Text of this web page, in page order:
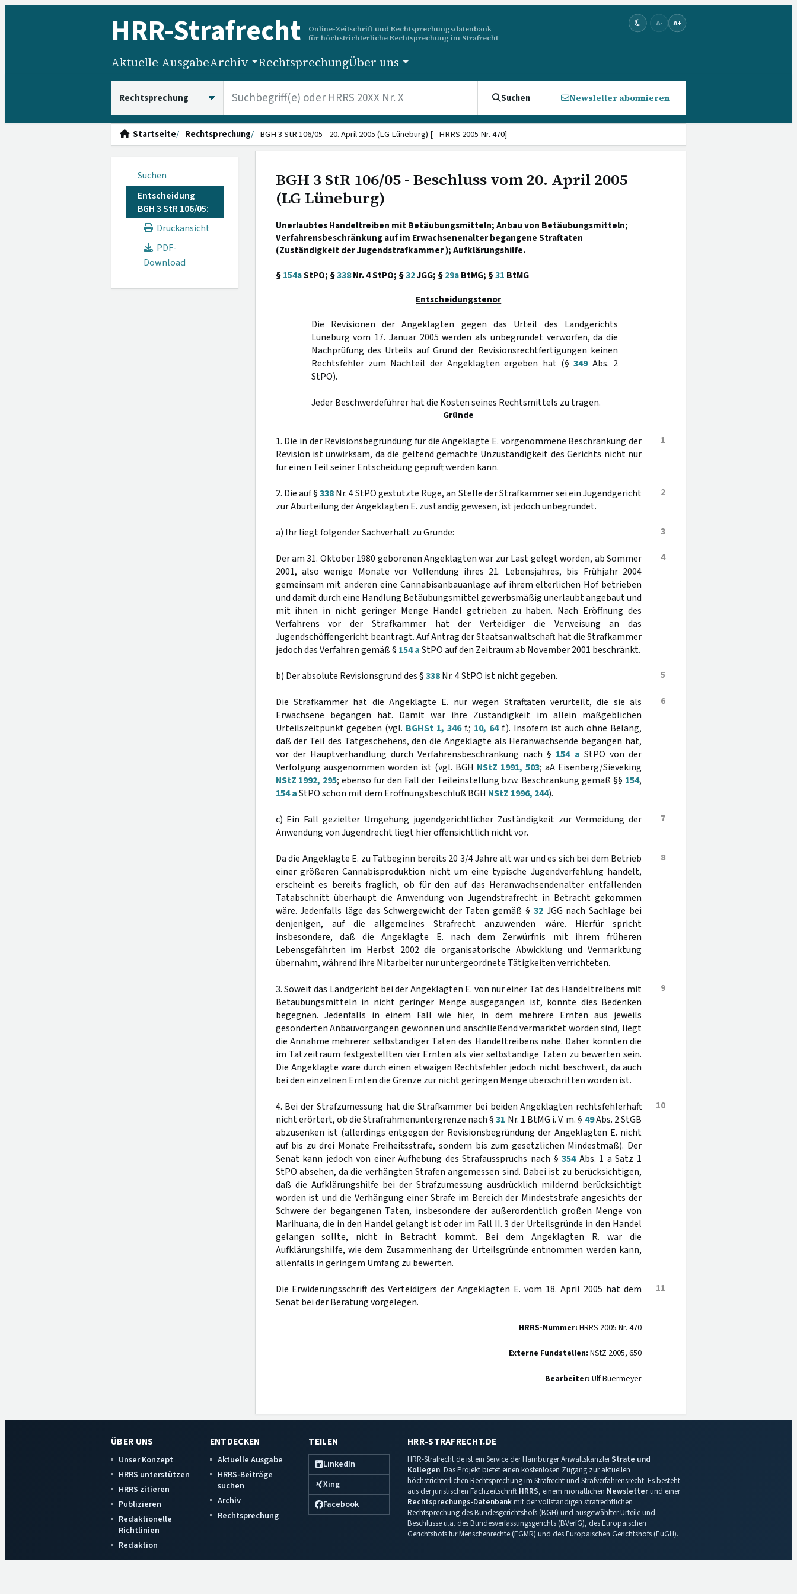
HRR-Strafrecht
Online-Zeitschrift und Rechtsprechungsdatenbank
für höchstrichterliche Rechtsprechung im Strafrecht
A- A+
Aktuelle AusgabeArchiv RechtsprechungÜber uns
Suchen Newsletter abonnieren
Startseite Rechtsprechung BGH 3 StR 106/05 - 20. April 2005 (LG Lüneburg) [= HRRS 2005 Nr. 470]
Suchen
Entscheidung
BGH 3 StR 106/05:
Druckansicht
PDF-
Download
BGH 3 StR 106/05 - Beschluss vom 20. April 2005
(LG Lüneburg)
Unerlaubtes Handeltreiben mit Betäubungsmitteln; Anbau von Betäubungsmitteln;
Verfahrensbeschränkung auf im Erwachsenenalter begangene Straftaten
(Zuständigkeit der Jugendstrafkammer ); Aufklärungshilfe.
§154aStPO; §338Nr. 4 StPO; §32JGG; §29aBtMG; §31 BtMG
Entscheidungstenor
Die Revisionen der Angeklagten gegen das Urteil des Landgerichts
Lüneburg vom 17. Januar 2005 werden als unbegründet verworfen, da die
Nachprüfung des Urteils auf Grund der Revisionsrechtfertigungen keinen
Rechtsfehler zum Nachteil der Angeklagten ergeben hat (§349Abs. 2
StPO).
Jeder Beschwerdeführer hat die Kosten seines Rechtsmittels zu tragen.
Gründe
1
1. Die in der Revisionsbegründung für die Angeklagte E. vorgenommene Beschränkung der
Revision ist unwirksam, da die geltend gemachte Unzuständigkeit des Gerichts nicht nur
für einen Teil seiner Entscheidung geprüft werden kann.
2
2. Die auf §338Nr. 4 StPO gestützte Rüge, an Stelle der Strafkammer sei ein Jugendgericht
zur Aburteilung der Angeklagten E. zuständig gewesen, ist jedoch unbegründet.
3
a) Ihr liegt folgender Sachverhalt zu Grunde:
4
Der am 31. Oktober 1980 geborenen Angeklagten war zur Last gelegt worden, ab Sommer
2001, also wenige Monate vor Vollendung ihres 21. Lebensjahres, bis Frühjahr 2004
gemeinsam mit anderen eine Cannabisanbauanlage auf ihrem elterlichen Hof betrieben
und damit durch eine Handlung Betäubungsmittel gewerbsmäßig unerlaubt angebaut und
mit ihnen in nicht geringer Menge Handel getrieben zu haben. Nach Eröffnung des
Verfahrens vor der Strafkammer hat der Verteidiger die Verweisung an das
Jugendschöffengericht beantragt. Auf Antrag der Staatsanwaltschaft hat die Strafkammer
jedoch das Verfahren gemäß § 154 aStPO auf den Zeitraum ab November 2001 beschränkt.
5
b) Der absolute Revisionsgrund des §338Nr. 4 StPO ist nicht gegeben.
6
Die Strafkammer hat die Angeklagte E. nur wegen Straftaten verurteilt, die sie als
Erwachsene begangen hat. Damit war ihre Zuständigkeit im allein maßgeblichen
Urteilszeitpunkt gegeben (vgl. BGHSt 1, 346f.; 10, 64f.). Insofern ist auch ohne Belang,
daß der Teil des Tatgeschehens, den die Angeklagte als Heranwachsende begangen hat,
vor der Hauptverhandlung durch Verfahrensbeschränkung nach § 154 a StPO von der
Verfolgung ausgenommen worden ist (vgl. BGH NStZ 1991, 503; aA Eisenberg/Sieveking
NStZ 1992, 295; ebenso für den Fall der Teileinstellung bzw. Beschränkung gemäß §§ 154,
154 aStPO schon mit dem Eröffnungsbeschluß BGH NStZ 1996, 244).
7
c) Ein Fall gezielter Umgehung jugendgerichtlicher Zuständigkeit zur Vermeidung der
Anwendung von Jugendrecht liegt hier offensichtlich nicht vor.
8
Da die Angeklagte E. zu Tatbeginn bereits 20 3/4 Jahre alt war und es sich bei dem Betrieb
einer größeren Cannabisproduktion nicht um eine typische Jugendverfehlung handelt,
erscheint es bereits fraglich, ob für den auf das Heranwachsendenalter entfallenden
Tatabschnitt überhaupt die Anwendung von Jugendstrafrecht in Betracht gekommen
wäre. Jedenfalls läge das Schwergewicht der Taten gemäß § 32JGG nach Sachlage bei
denjenigen, auf die allgemeines Strafrecht anzuwenden wäre. Hierfür spricht
insbesondere, daß die Angeklagte E. nach dem Zerwürfnis mit ihrem früheren
Lebensgefährten im Herbst 2002 die organisatorische Abwicklung und Vermarktung
übernahm, während ihre Mitarbeiter nur untergeordnete Tätigkeiten verrichteten.
9
3. Soweit das Landgericht bei der Angeklagten E. von nur einer Tat des Handeltreibens mit
Betäubungsmitteln in nicht geringer Menge ausgegangen ist, könnte dies Bedenken
begegnen. Jedenfalls in einem Fall wie hier, in dem mehrere Ernten aus jeweils
gesonderten Anbauvorgängen gewonnen und anschließend vermarktet worden sind, liegt
die Annahme mehrerer selbständiger Taten des Handeltreibens nahe. Daher könnten die
im Tatzeitraum festgestellten vier Ernten als vier selbständige Taten zu bewerten sein.
Die Angeklagte wäre durch einen etwaigen Rechtsfehler jedoch nicht beschwert, da auch
bei den einzelnen Ernten die Grenze zur nicht geringen Menge überschritten worden ist.
10
4. Bei der Strafzumessung hat die Strafkammer bei beiden Angeklagten rechtsfehlerhaft
nicht erörtert, ob die Strafrahmenuntergrenze nach §31 Nr. 1 BtMG i. V. m. § 49Abs. 2 StGB
abzusenken ist (allerdings entgegen der Revisionsbegründung der Angeklagten E. nicht
auf bis zu drei Monate Freiheitsstrafe, sondern bis zum gesetzlichen Mindestmaß). Der
Senat kann jedoch von einer Aufhebung des Strafausspruchs nach §354Abs. 1 a Satz 1
StPO absehen, da die verhängten Strafen angemessen sind. Dabei ist zu berücksichtigen,
daß die Aufklärungshilfe bei der Strafzumessung ausdrücklich mildernd berücksichtigt
worden ist und die Verhängung einer Strafe im Bereich der Mindeststrafe angesichts der
Schwere der begangenen Taten, insbesondere der außerordentlich großen Menge von
Marihuana, die in den Handel gelangt ist oder im Fall II. 3 der Urteilsgründe in den Handel
gelangen sollte, nicht in Betracht kommt. Bei dem Angeklagten R. war die
Aufklärungshilfe, wie dem Zusammenhang der Urteilsgründe entnommen werden kann,
allenfalls in geringem Umfang zu bewerten.
11
Die Erwiderungsschrift des Verteidigers der Angeklagten E. vom 18. April 2005 hat dem
Senat bei der Beratung vorgelegen.
HRRS-Nummer: HRRS 2005 Nr. 470
Externe Fundstellen: NStZ 2005, 650
Bearbeiter: Ulf Buermeyer
ÜBER UNS
Unser Konzept
HRRS unterstützen
HRRS zitieren
Publizieren
Redaktionelle
Richtlinien
Redaktion
ENTDECKEN
Aktuelle Ausgabe
HRRS-Beiträge
suchen
Archiv
Rechtsprechung
TEILEN
LinkedIn
Xing
Facebook
HRR-STRAFRECHT.DE
HRR-Strafrecht.de ist ein Service der Hamburger Anwaltskanzlei Strate und
Kollegen. Das Projekt bietet einen kostenlosen Zugang zur aktuellen
höchstrichterlichen Rechtsprechung im Strafrecht und Strafverfahrensrecht. Es besteht
aus der juristischen Fachzeitschrift HRRS, einem monatlichen Newsletterund einer
Rechtsprechungs-Datenbankmit der vollständigen strafrechtlichen
Rechtsprechung des Bundesgerichtshofs (BGH) und ausgewählter Urteile und
Beschlüsse u.a. des Bundesverfassungsgerichts (BVerfG), des Europäischen
Gerichtshofs für Menschenrechte (EGMR) und des Europäischen Gerichtshofs (EuGH).